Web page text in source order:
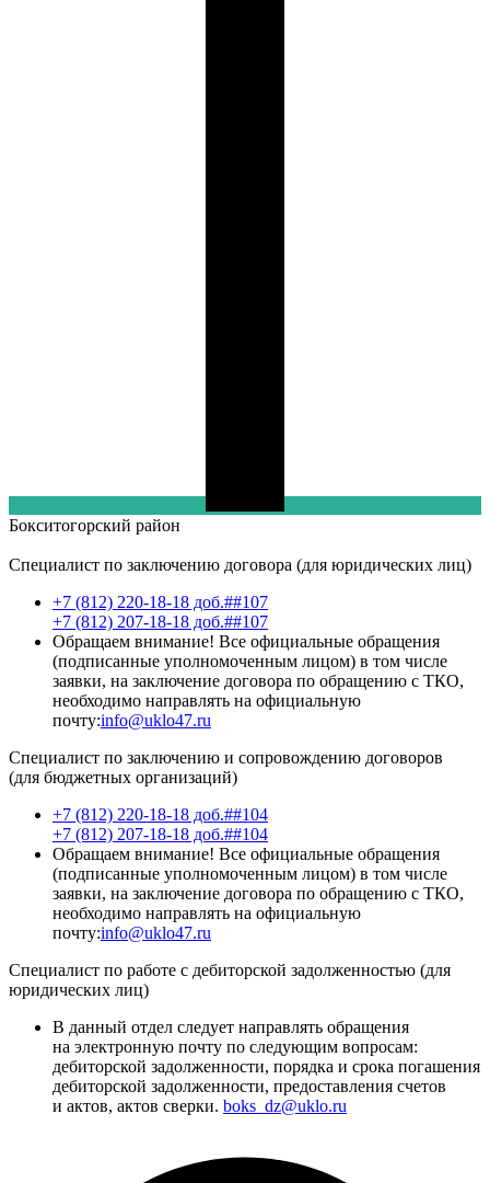
Бокситогорский район
Специалист по заключению договора (для юридических лиц)
+7 (812) 220-18-18 доб.##107
+7 (812) 207-18-18 доб.##107
Обращаем внимание! Все официальные обращения
(подписанные уполномоченным лицом) в том числе
заявки, на заключение договора по обращению с ТКО,
необходимо направлять на официальную
почту:info@uklo47.ru
Специалист по заключению и сопровождению договоров
(для бюджетных организаций)
+7 (812) 220-18-18 доб.##104
+7 (812) 207-18-18 доб.##104
Обращаем внимание! Все официальные обращения
(подписанные уполномоченным лицом) в том числе
заявки, на заключение договора по обращению с ТКО,
необходимо направлять на официальную
почту:info@uklo47.ru
Специалист по работе с дебиторской задолженностью (для
юридических лиц)
В данный отдел следует направлять обращения
на электронную почту по следующим вопросам:
дебиторской задолженности, порядка и срока погашения
дебиторской задолженности, предоставления счетов
и актов, актов сверки. boks_dz@uklo.ru